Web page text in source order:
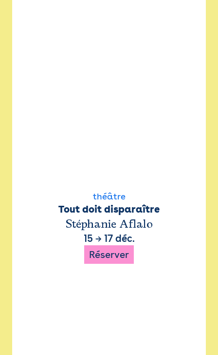
théâtre
Tout doit disparaître
Stéphanie Aflalo
15 → 17 déc.
Réserver